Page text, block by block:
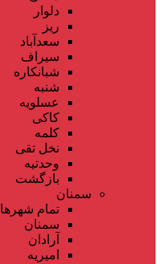
دلوار
ریز
سعدآباد
سیراف
شبانکاره
شنبه
عسلویه
کاکی
کلمه
نخل تقی
وحدتیه
بازگشت
سمنان
تمام شهر‌ها
سمنان
آرادان
امیریه